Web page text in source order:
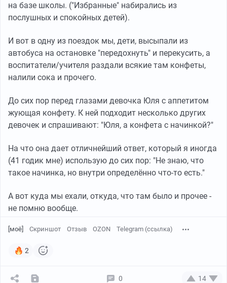
на базе школы. ("Избранные" набирались из
послушных и спокойных детей).
И вот в одну из поездок мы, дети, высыпали из
автобуса на остановке "передохнуть" и перекусить, а
воспитатели/учителя раздали всякие там конфеты,
налили сока и прочего.
До сих пор перед глазами девочка Юля с аппетитом
жующая конфету. К ней подходит несколько других
девочек и спрашивают: "Юля, а конфета с начинкой?"
На что она дает отличнейший ответ, который я иногда
(41 годик мне) использую до сих пор: "Не знаю, что
такое начинка, но внутри определённо что-то есть."
А вот куда мы ехали, откуда, что там было и прочее -
не помню вообще.
[моё] Скриншот Отзыв OZON Telegram (ссылка)
2
0 14